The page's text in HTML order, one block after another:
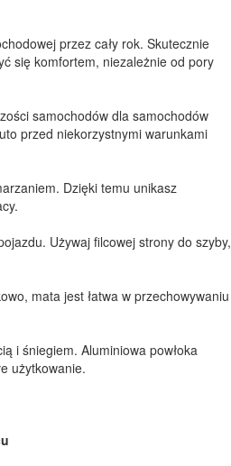
przez cały rok. Skutecznie
się komfortem, niezależnie od pory
samochodów dla samochodów
przed niekorzystnymi warunkami
Dzięki temu unikasz
Używaj filcowej strony do szyby,
mata jest łatwa w przechowywaniu
i śniegiem. Aluminiowa powłoka
użytkowanie.